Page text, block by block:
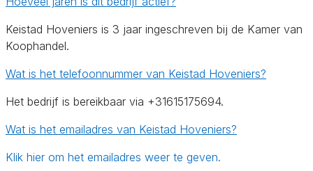
Keistad Hoveniers is 3 jaar ingeschreven bij de Kamer van
Koophandel.
Wat is het telefoonnummer van Keistad Hoveniers?
Het bedrijf is bereikbaar via +31615175694.
Wat is het emailadres van Keistad Hoveniers?
Klik hier om het emailadres weer te geven.